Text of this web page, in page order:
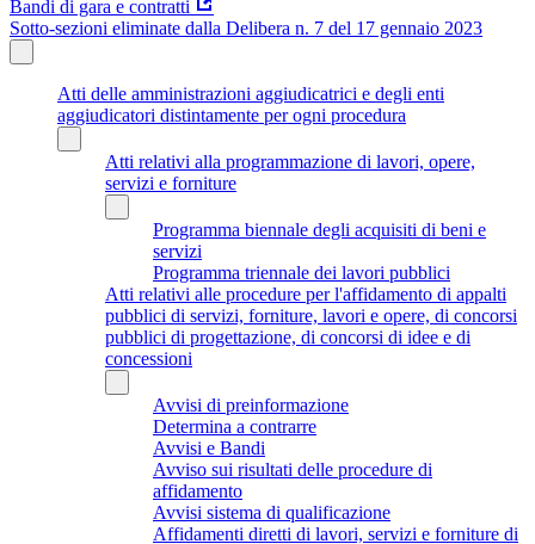
Bandi di gara e contratti
Sotto-sezioni eliminate dalla Delibera n. 7 del 17 gennaio 2023
Atti delle amministrazioni aggiudicatrici e degli enti
aggiudicatori distintamente per ogni procedura
Atti relativi alla programmazione di lavori, opere,
servizi e forniture
Programma biennale degli acquisiti di beni e
servizi
Programma triennale dei lavori pubblici
Atti relativi alle procedure per l'affidamento di appalti
pubblici di servizi, forniture, lavori e opere, di concorsi
pubblici di progettazione, di concorsi di idee e di
concessioni
Avvisi di preinformazione
Determina a contrarre
Avvisi e Bandi
Avviso sui risultati delle procedure di
affidamento
Avvisi sistema di qualificazione
Affidamenti diretti di lavori, servizi e forniture di